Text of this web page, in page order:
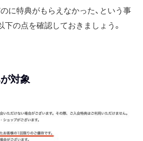
に特典がもらえなかった、という事
下の点を確認しておきましょう。
対象